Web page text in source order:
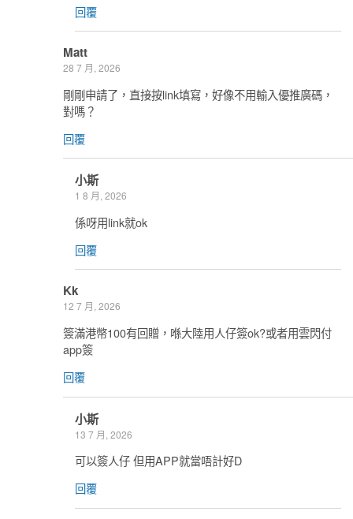
回覆
Matt
28 7 月, 2026
剛剛申請了，直接按link填寫，好像不用輸入優推廣碼，
對嗎？
回覆
小斯
1 8 月, 2026
係呀用link就ok
回覆
Kk
12 7 月, 2026
簽滿港幣100有回贈，喺大陸用人仔簽ok?或者用雲閃付
app簽
回覆
小斯
13 7 月, 2026
可以簽人仔 但用APP就當唔計好D
回覆